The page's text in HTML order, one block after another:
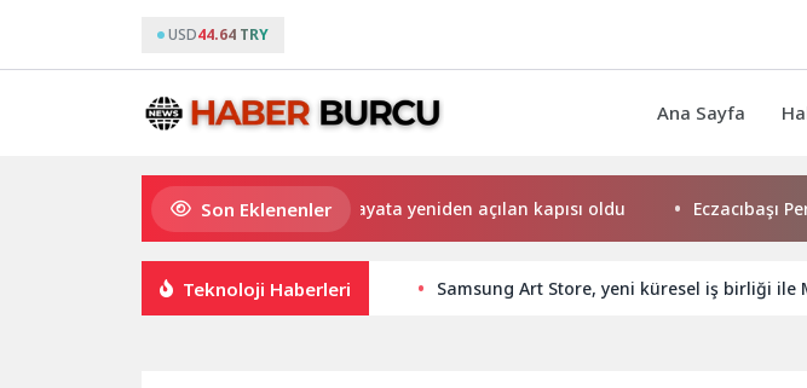
USD44.64 TRY
Ana Sayfa
Son Eklenenler
Saadet Mirci Semt Merkezi hayata yeniden açılan kapısı oldu Eczacıbaşı Peron
Teknoloji Haberleri Samsung Art Store, yeni küresel iş birliği